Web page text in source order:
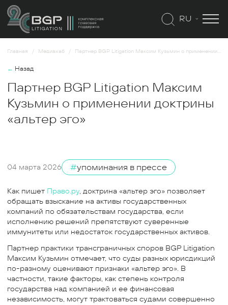
RU
Главная Медиахаб Партнер BGP Litigation Максим Кузьмин о применении доктрины «альтер эго»
← Назад
Партнер BGP Litigation Максим
Кузьмин о применении доктрины
«альтер эго»
04 марта 2026 #упоминания в прессе
Как пишет Право.ру, доктрина «альтер эго» позволяет
обращать взыскание на активы государственных
компаний по обязательствам государства, если
исполнению решений препятствуют суверенные
иммунитеты или недостаток государственных активов.
Партнер практики трансграничных споров BGP Litigation
Максим Кузьмин отмечает, что суды разных юрисдикций
по-разному оценивают признаки «альтер эго». В
частности, такие факторы, как степень контроля
государства над компанией и ее финансовая
независимость, могут трактоваться судами совершенно